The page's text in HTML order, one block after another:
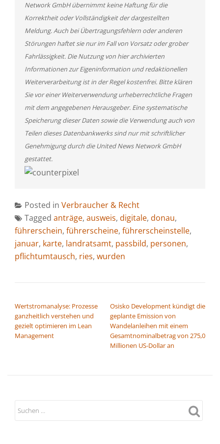
Network GmbH übernimmt keine Haftung für die
Korrektheit oder Vollständigkeit der dargestellten
Meldung. Auch bei Übertragungsfehlern oder anderen
Störungen haftet sie nur im Fall von Vorsatz oder grober
Fahrlässigkeit. Die Nutzung von hier archivierten
Informationen zur Eigeninformation und redaktionellen
Weiterverarbeitung ist in der Regel kostenfrei. Bitte klären
Sie vor einer Weiterverwendung urheberrechtliche Fragen
mit dem angegebenen Herausgeber. Eine systematische
Speicherung dieser Daten sowie die Verwendung auch von
Teilen dieses Datenbankwerks sind nur mit schriftlicher
Genehmigung durch die United News Network GmbH
gestattet.
Posted in Verbraucher & Recht
Tagged anträge, ausweis, digitale, donau,
führerschein, führerscheine, führerscheinstelle,
januar, karte, landratsamt, passbild, personen,
pflichtumtausch, ries, wurden
Wertstromanalyse: Prozesse
ganzheitlich verstehen und
gezielt optimieren im Lean
Management
Osisko Development kündigt die
geplante Emission von
Wandelanleihen mit einem
Gesamtnominalbetrag von 275,0
Millionen US-Dollar an